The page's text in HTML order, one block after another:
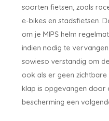
soorten fietsen, zoals
e-bikes en stadsfietsen.
om je MIPS helm
indien nodig te
sowieso verstandig om
ook als er geen zichtbare
klap is opgevangen door
bescherming een